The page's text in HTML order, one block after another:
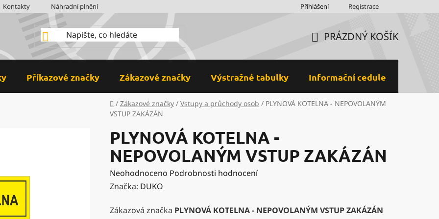
Kontakty Náhradní plnění Ochrana osobních údajů a GDPR
Přihlášení Registrace
KOŠÍK
PRÁZDNÝ KOŠÍK
Příkazové značky Zákazové značky Výstražné tabulky Informační cedule
Domů
/ Zákazové značky / Vstupy a průchody osob / PLYNOVÁ KOTELNA - NEPOVOLANÝM
VSTUP ZAKÁZÁN
PLYNOVÁ KOTELNA -
NEPOVOLANÝM VSTUP ZAKÁZÁN
Průměrné
hodnocení
je
Neohodnoceno Podrobnosti hodnocení
Značka: DUKO
Zákazová značka PLYNOVÁ KOTELNA - NEPOVOLANÝM VSTUP ZAKÁZÁN